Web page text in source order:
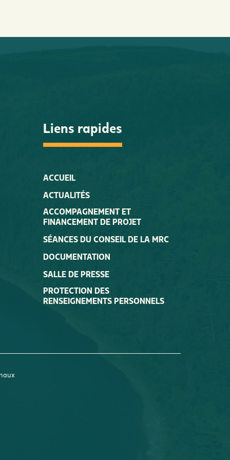
Liens rapides
ACCUEIL
ACTUALITÉS
ACCOMPAGNEMENT ET
FINANCEMENT DE PROJET
SÉANCES DU CONSEIL DE LA MRC
DOCUMENTATION
SALLE DE PRESSE
PROTECTION DES
RENSEIGNEMENTS PERSONNELS